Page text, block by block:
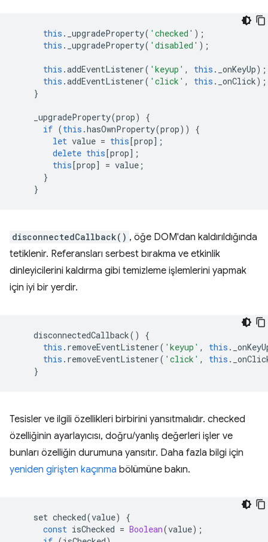
this . _upgradeProperty( 'checked' );
this . _upgradeProperty( 'disabled' );
this .addEventListener( 'keyup' , this . _onKeyUp);
this .addEventListener( 'click' , this . _onClick);
}
_upgradeProperty(prop)
{
if (this .hasOwnProperty(prop))
{
let value = this[prop];
delete this[prop];
this[prop] = value ;
}
}
disconnectedCallback() , öğe DOM'dan kaldırıldığında
tetiklenir. Referansları serbest bırakma ve etkinlik
dinleyicilerini kaldırma gibi temizleme işlemlerini yapmak
için iyi bir yerdir.
disconnectedCallback()
{
this . removeEventListener( 'keyup' , this .
this . removeEventListener( 'click' , this .
}
Tesisler ve ilgili özellikleri birbirini yansıtmalıdır. checked
özelliğinin ayarlayıcısı, doğru/yanlış değerleri işler ve
bunları özelliğin durumuna yansıtır. Daha fazla bilgi için
yeniden girişten kaçınma bölümüne bakın.
set checked(value)
{
const isChecked = Boolean(value);